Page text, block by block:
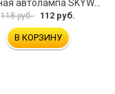
118 руб. 112 руб.
В КОРЗИНУ